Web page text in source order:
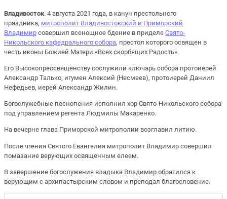
Владивосток. 4 августа 2021 года, в канун престольного
праздника, митрополит Владивостокский и Приморский
Владимир совершил всенощное бдение в приделе Свято-
Никольского кафедрального собора, престол которого освящен в
честь иконы Божией Матери «Всех скорбящих Радость».
Его Высокопреосвященству сослужили ключарь собора протоиерей
Александр Талько; игумен Алексий (Несмеев), протоиерей Даниил
Нефедьев, иерей Александр Жилин.
Богослужебные песнопения исполнил хор Свято-Никольского собора
под управлением регента Людмилы Макаренко.
На вечерне глава Приморской митрополии возглавил литию.
После чтения Святого Евангелия митрополит Владимир совершил
помазание верующих освященным елеем.
В завершение богослужения владыка Владимир обратился к
верующим с архипастырским словом и преподал благословение.